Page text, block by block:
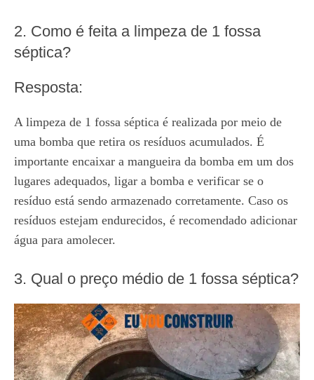
2. Como é feita a limpeza de 1 fossa
séptica?
Resposta:
A limpeza de 1 fossa séptica é realizada por meio de
uma bomba que retira os resíduos acumulados. É
importante encaixar a mangueira da bomba em um dos
lugares adequados, ligar a bomba e verificar se o
resíduo está sendo armazenado corretamente. Caso os
resíduos estejam endurecidos, é recomendado adicionar
água para amolecer.
3. Qual o preço médio de 1 fossa séptica?